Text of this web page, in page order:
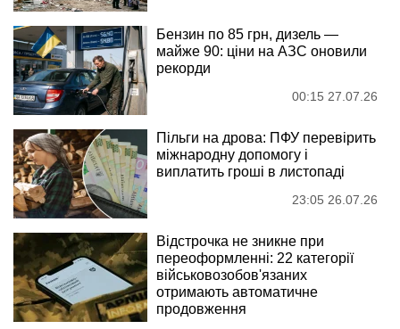
Бензин по 85 грн, дизель —
майже 90: ціни на АЗС оновили
рекорди
00:15 27.07.26
Пільги на дрова: ПФУ перевірить
міжнародну допомогу і
виплатить гроші в листопаді
23:05 26.07.26
Відстрочка не зникне при
переоформленні: 22 категорії
військовозобов'язаних
отримають автоматичне
продовження